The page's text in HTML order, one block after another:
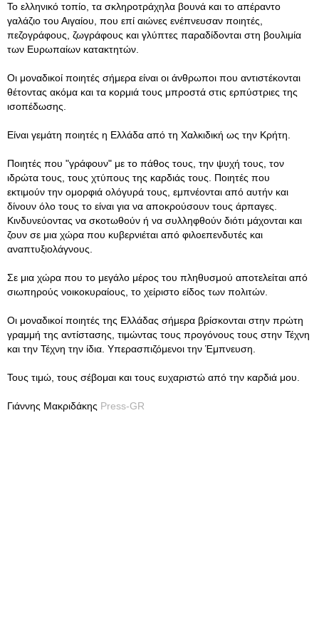
Το ελληνικό τοπίο, τα σκληροτράχηλα βουνά και το απέραντο
γαλάζιο του Αιγαίου, που επί αιώνες ενέπνευσαν ποιητές,
πεζογράφους, ζωγράφους και γλύπτες παραδίδονται στη βουλιμία
των Ευρωπαίων κατακτητών.
Οι μοναδικοί ποιητές σήμερα είναι οι άνθρωποι που αντιστέκονται
θέτοντας ακόμα και τα κορμιά τους μπροστά στις ερπύστριες της
ισοπέδωσης.
Είναι γεμάτη ποιητές η Ελλάδα από τη Χαλκιδική ως την Κρήτη.
Ποιητές που "γράφουν" με το πάθος τους, την ψυχή τους, τον
ιδρώτα τους, τους χτύπους της καρδιάς τους. Ποιητές που
εκτιμούν την ομορφιά ολόγυρά τους, εμπνέονται από αυτήν και
δίνουν όλο τους το είναι για να αποκρούσουν τους άρπαγες.
Κινδυνεύοντας να σκοτωθούν ή να συλληφθούν διότι μάχονται και
ζουν σε μια χώρα που κυβερνιέται από φιλοεπενδυτές και
αναπτυξιολάγνους.
Σε μια χώρα που το μεγάλο μέρος του πληθυσμού αποτελείται από
σιωπηρούς νοικοκυραίους, το χείριστο είδος των πολιτών.
Οι μοναδικοί ποιητές της Ελλάδας σήμερα βρίσκονται στην πρώτη
γραμμή της αντίστασης, τιμώντας τους προγόνους τους στην Τέχνη
και την Τέχνη την ίδια. Υπερασπιζόμενοι την Έμπνευση.
Τους τιμώ, τους σέβομαι και τους ευχαριστώ από την καρδιά μου.
Γιάννης Μακριδάκης Press-GR